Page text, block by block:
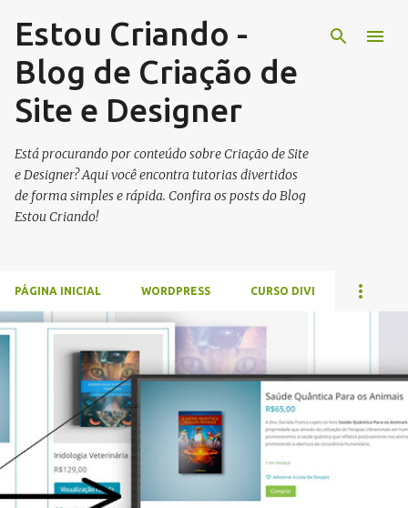
Pular para o conteúdo principal
Estou Criando -
Blog de Criação de
Site e Designer
Está procurando por conteúdo sobre Criação de Site
e Designer? Aqui você encontra tutorias divertidos
de forma simples e rápida. Confira os posts do Blog
Estou Criando!
PÁGINA INICIAL WORDPRESS CURSO DIVI
P
o
a
g
e